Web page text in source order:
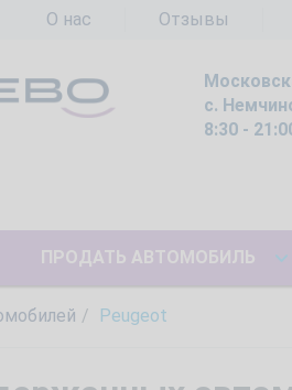
О нас Отзывы
с.
8:30 -
ПРОДАТЬ АВТОМОБИЛЬ
Peugeot